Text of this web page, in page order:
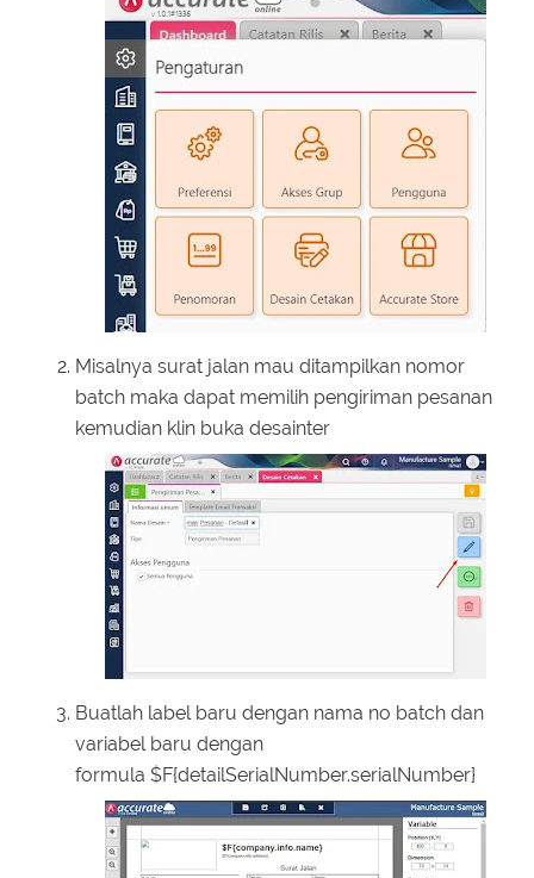
Misalnya surat jalan mau ditampilkan nomor
batch maka dapat memilih pengiriman pesanan
kemudian klin buka desainter
Buatlah label baru dengan nama no batch dan
variabel baru dengan
formula $F{detailSerialNumber.serialNumber}